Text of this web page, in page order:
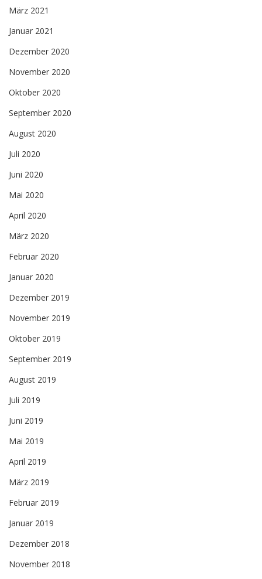
März 2021
Januar 2021
Dezember 2020
November 2020
Oktober 2020
September 2020
August 2020
Juli 2020
Juni 2020
Mai 2020
April 2020
März 2020
Februar 2020
Januar 2020
Dezember 2019
November 2019
Oktober 2019
September 2019
August 2019
Juli 2019
Juni 2019
Mai 2019
April 2019
März 2019
Februar 2019
Januar 2019
Dezember 2018
November 2018